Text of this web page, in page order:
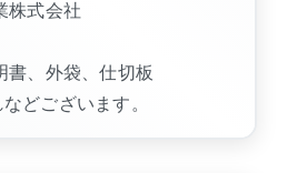
株式会社
書、外袋、仕切板
どございます。